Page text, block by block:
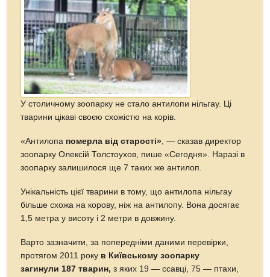
У столичному зоопарку не стало антилопи нільгау. Ці
тварини цікаві своєю схожістю на корів.
«Антилопа померла від старості» , — сказав директор
зоопарку Олексій Толстоухов, пише «Сегодня». Наразі в
зоопарку залишилося ще 7 таких же антилоп.
Унікальність цієї тварини в тому, що антилопа нільгау
більше схожа на корову, ніж на антилопу. Вона досягає
1,5 метра у висоту і 2 метри в довжину.
Варто зазначити, за попередніми даними перевірки,
протягом 2011 року в Київському зоопарку
загинули 187 тварин, з яких 19 — ссавці, 75 — птахи,